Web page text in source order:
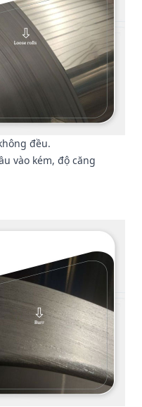
đều.
vào kém, độ căng